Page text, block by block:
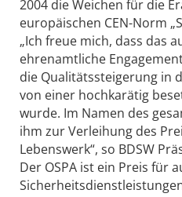
2004 die Weichen für die
europäischen CEN-Norm
„Ich freue mich, dass das
ehrenamtliche
die Qualitätssteigerung in
von einer hochkarätig
wurde. Im Namen des
ihm zur Verleihung des
Lebenswerk“, so BDSW
Der OSPA ist ein Preis für